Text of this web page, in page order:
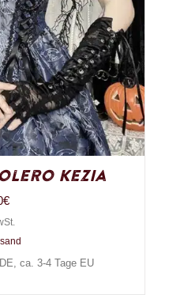
Kezia
€
ca. 3-4 Tage EU